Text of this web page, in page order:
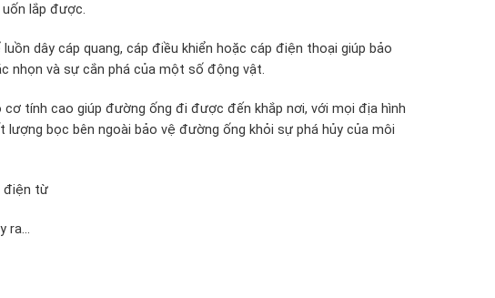
lắp được.
dây cáp quang, cáp điều khiển hoặc cáp điện thoại giúp bảo
nhọn và sự cắn phá của một số động vật.
tính cao giúp đường ống đi được đến khắp nơi, với mọi địa hình
lượng bọc bên ngoài bảo vệ đường ống khỏi sự phá hủy của môi
điện từ
ra…